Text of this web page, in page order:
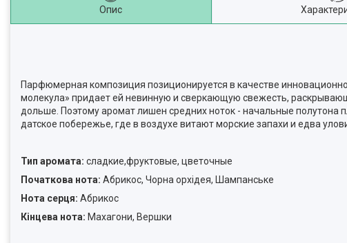
Опис
Парфюмерная композиция позиционируется в качестве
молекула» придает ей невинную и сверкающую свежесть,
дольше. Поэтому аромат лишен средних ноток - начальные
датское побережье, где в воздухе витают морские запахи и едва
Тип аромата: сладкие,фруктовые, цветочные
Початкова нота: Абрикос, Чорна орхідея, Шампанське
Нота серця: Абрикос
Кінцева нота: Махагони, Вершки